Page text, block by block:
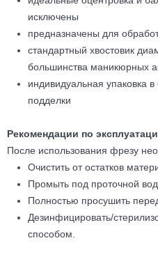
исключены
предназначены для
стандартный хвостовик
большинства маникюрных
индивидуальная упаковка
подделки
Рекомендации по
После использования фрезу
Очистить от остатков
Промыть под проточной
Полностью просушить
Дезинфицировать/
способом.